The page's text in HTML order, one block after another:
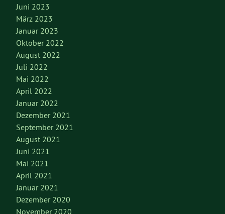
Juni 2023
März 2023
Januar 2023
Oktober 2022
August 2022
Juli 2022
Mai 2022
April 2022
Januar 2022
Dezember 2021
September 2021
August 2021
Juni 2021
Mai 2021
April 2021
Januar 2021
Dezember 2020
November 2020